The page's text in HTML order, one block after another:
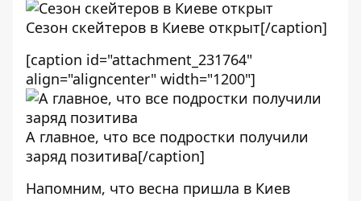
Сезон скейтеров в Киеве открыт[/caption]
[caption id="attachment_231764"
align="aligncenter" width="1200"]
А главное, что все подростки получили
заряд позитива[/caption]
Напомним, что весна пришла в Киев